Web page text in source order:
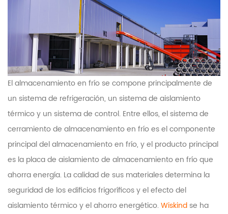
El almacenamiento en frío se compone principalmente de
un sistema de refrigeración, un sistema de aislamiento
térmico y un sistema de control. Entre ellos, el sistema de
cerramiento de almacenamiento en frío es el componente
principal del almacenamiento en frío, y el producto principal
es la placa de aislamiento de almacenamiento en frío que
ahorra energía. La calidad de sus materiales determina la
seguridad de los edificios frigoríficos y el efecto del
aislamiento térmico y el ahorro energético.Wiskindse ha